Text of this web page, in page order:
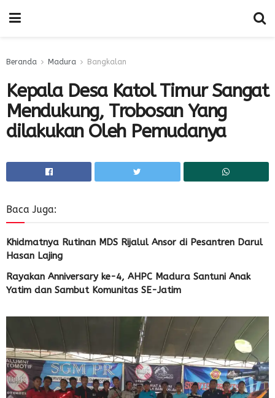
Beranda Madura Bangkalan
Kepala Desa Katol Timur Sangat
Mendukung, Trobosan Yang
dilakukan Oleh Pemudanya
Baca Juga:
Khidmatnya Rutinan MDS Rijalul Ansor di Pesantren Darul
Hasan Lajing
Rayakan Anniversary ke-4, AHPC Madura Santuni Anak
Yatim dan Sambut Komunitas SE-Jatim